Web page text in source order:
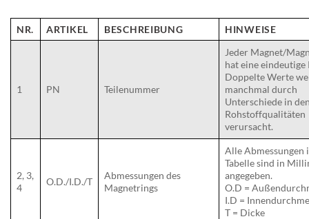
NR. ARTIKEL BESCHREIBUNG HINWEISE
1 PN Teilenummer
Jeder Magnet/
hat eine eindeutige
Doppelte Werte
manchmal durch
Unterschiede in
Rohstoffqualitäten
verursacht.
2, 3,
4
O.D./I.D./T
Abmessungen des
Magnetrings
Alle Abmessungen
Tabelle sind in
angegeben.
O.D =
I.D =
T = Dicke